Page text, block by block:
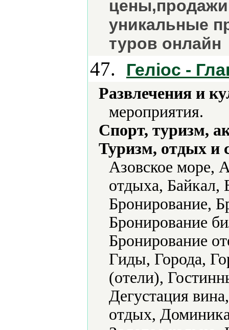
уникальные
туров онлайн
47. Геліос -
Развлечения и
мероприятия.
Спорт, туризм,
Туризм, отдых и
Азовское море,
отдыха, Байкал,
Бронирование,
Бронирование
Бронирование
Гиды, Города,
(отели),
Дегустация
отдых,